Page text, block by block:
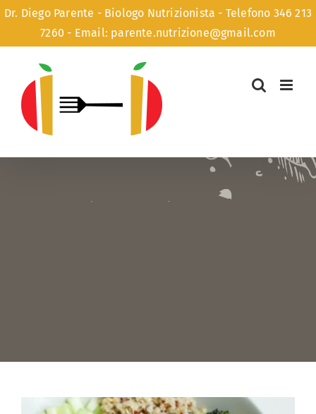
Dr. Diego Parente - Biologo Nutrizionista - Telefono 346 213
7260 - Email: parente.nutrizione@gmail.com
contenuto